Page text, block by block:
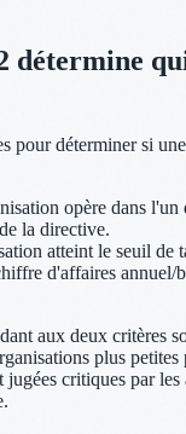
détermine
pour déterminer si
opère dans l'un
la directive.
atteint le seuil de
d'affaires annuel/
aux deux critères
plus petites
jugées critiques par les